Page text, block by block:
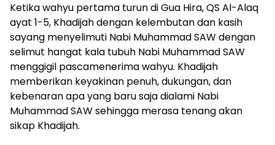
Ketika wahyu pertama turun di Gua Hira, QS Al-Alaq
ayat 1-5, Khadijah dengan kelembutan dan kasih
sayang menyelimuti Nabi Muhammad SAW dengan
selimut hangat kala tubuh Nabi Muhammad SAW
menggigil pascamenerima wahyu. Khadijah
memberikan keyakinan penuh, dukungan, dan
kebenaran apa yang baru saja dialami Nabi
Muhammad SAW sehingga merasa tenang akan
sikap Khadijah.